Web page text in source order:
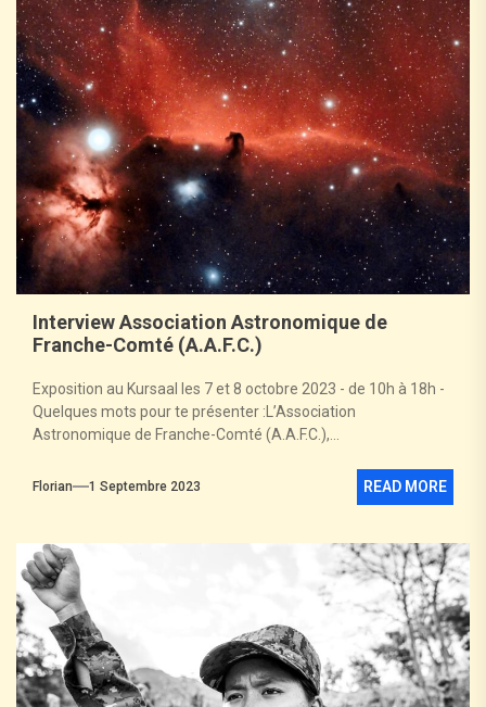
Interview Association Astronomique de
Franche-Comté (A.A.F.C.)
Exposition au Kursaal les 7 et 8 octobre 2023 - de 10h à 18h -
Quelques mots pour te présenter :L’Association
Astronomique de Franche-Comté (A.A.F.C.),...
Florian 1 Septembre 2023 READ MORE